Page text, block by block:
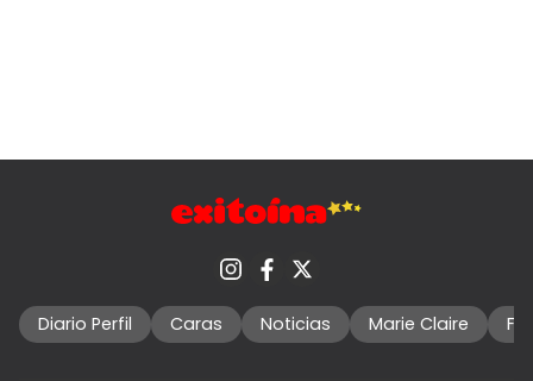
Diario Perfil Caras Noticias Marie Claire